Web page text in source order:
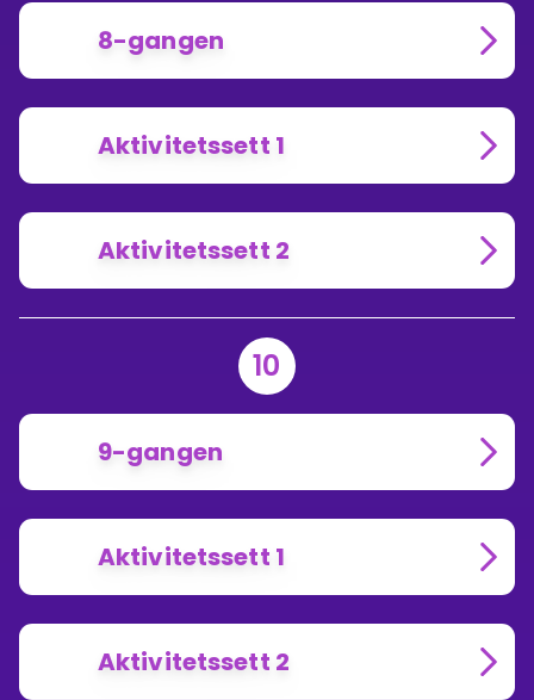
8-gangen
Aktivitetssett 1
Aktivitetssett 2
10
9-gangen
Aktivitetssett 1
Aktivitetssett 2